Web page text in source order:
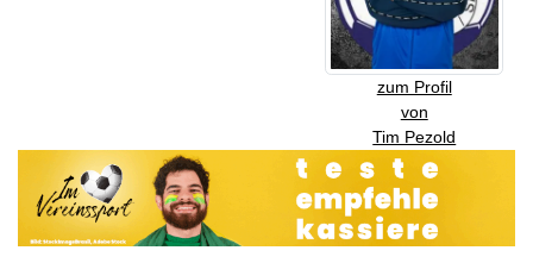
zum Profil
von
Tim Pezold